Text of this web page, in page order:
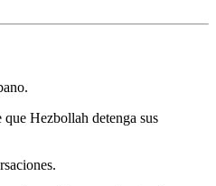
Hezbollah detenga sus